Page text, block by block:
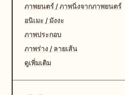
ภาพยนตร์ / ภาพนิ่งจากภาพยนตร์
อนิเมะ / มังงะ
ภาพประกอบ
ภาพร่าง / ลายเส้น
ดูเพิ่มเติม